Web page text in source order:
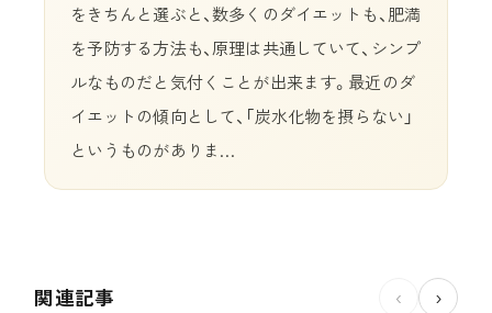
をきちんと選ぶと、数多くのダイエットも、肥満
を予防する方法も、原理は共通していて、シンプ
ルなものだと気付くことが出来ます。最近のダ
イエットの傾向として、「炭水化物を摂らない」
というものがありま…
関連記事 ‹ ›